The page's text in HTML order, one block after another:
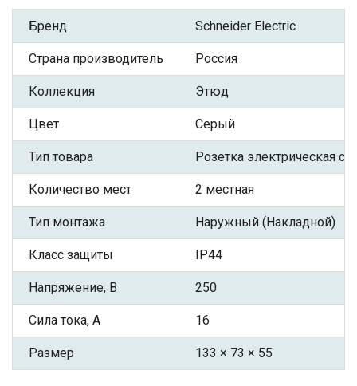
Бренд Schneider Electric
Страна производитель Россия
Коллекция Этюд
Цвет Серый
Тип товара Розетка электрическая с
Количество мест 2 местная
Тип монтажа Наружный (Накладной)
Класс защиты IP44
Напряжение, В 250
Сила тока, А 16
Размер 133 × 73 × 55